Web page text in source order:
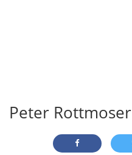
Peter Rottmoser